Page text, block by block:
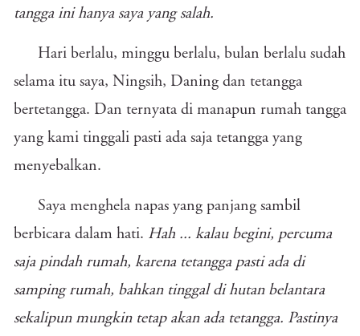
tangga ini hanya saya yang salah.
Hari berlalu, minggu berlalu, bulan berlalu sudah
selama itu saya, Ningsih, Daning dan tetangga
bertetangga. Dan ternyata di manapun rumah tangga
yang kami tinggali pasti ada saja tetangga yang
menyebalkan.
Saya menghela napas yang panjang sambil
berbicara dalam hati. Hah ... kalau begini, percuma
saja pindah rumah, karena tetangga pasti ada di
samping rumah, bahkan tinggal di hutan belantara
sekalipun mungkin tetap akan ada tetangga. Pastinya